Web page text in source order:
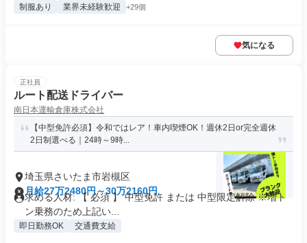
制服あり 業界未経験歓迎 +29個
気になる
正社員
ルート配送ドライバー
南日本運輸倉庫株式会社
【中型免許必須】令和ではレア！車内喫煙OK！週休2日or完全週休
2日制選べる｜24時～9時...
埼玉県さいたま市岩槻区
月給27万2480円～30万2160円
求める人材: 【 必須 】 中型免許 または 中型限定解除 ※増ト
ン乗務のため上記い...
即日勤務OK 交通費支給